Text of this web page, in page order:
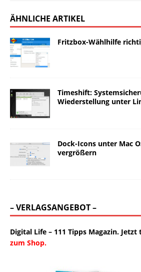
ÄHNLICHE ARTIKEL
Fritzbox-Wählhilfe
Timeshift:
Wiederstellung unter
Dock-Icons unter Mac
vergrößern
– VERLAGSANGEBOT –
Digital Life – 111 Tipps Magazin. Jetzt
zum Shop.